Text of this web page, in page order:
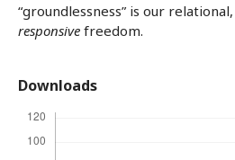
“groundlessness” is our
responsive freedom.
Downloads